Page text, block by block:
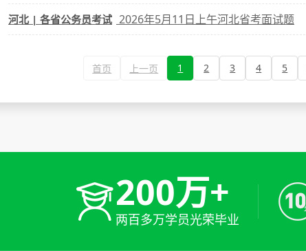
河北 | 各省公务员考试 2026年5月11日上午河北省考面试题
首页 上一页 1 2 3 4 5
200万+
两百多万学员光荣毕业